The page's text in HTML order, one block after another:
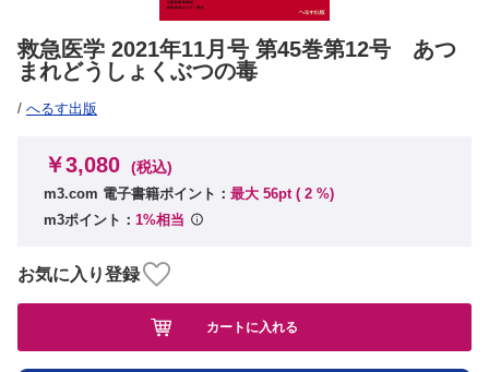
救急医学 2021年11月号 第45巻第12号 あつ
まれどうしょくぶつの毒
/ へるす出版
￥3,080 (税込)
m3.com 電子書籍ポイント： 最大 56pt ( 2 %)
m3ポイント： 1%相当
お気に入り登録
カートに入れる